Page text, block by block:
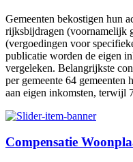
Gemeenten bekostigen hun
rijksbijdragen (voornamelijk
(vergoedingen voor
publicatie worden de eigen
vergeleken. Belangrijkste
per gemeente 64 gemeenten
aan eigen inkomsten, terwijl
Compensatie